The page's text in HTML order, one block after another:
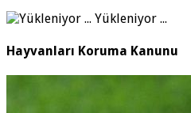
Yükleniyor ...
Hayvanları Koruma Kanunu